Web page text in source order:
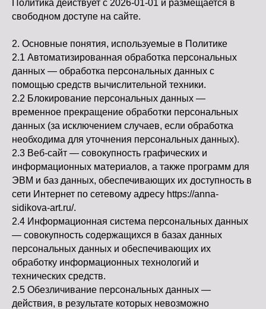
Политика действует с 2026-01-01 и размещается в
свободном доступе на сайте.
2. Основные понятия, используемые в Политике
2.1 Автоматизированная обработка персональных
данных — обработка персональных данных с
помощью средств вычислительной техники.
2.2 Блокирование персональных данных —
временное прекращение обработки персональных
данных (за исключением случаев, если обработка
необходима для уточнения персональных данных).
2.3 Веб-сайт — совокупность графических и
информационных материалов, а также программ для
ЭВМ и баз данных, обеспечивающих их доступность в
сети Интернет по сетевому адресу https://anna-
sidikova-art.ru/.
2.4 Информационная система персональных данных
— совокупность содержащихся в базах данных
персональных данных и обеспечивающих их
обработку информационных технологий и
технических средств.
2.5 Обезличивание персональных данных —
действия, в результате которых невозможно